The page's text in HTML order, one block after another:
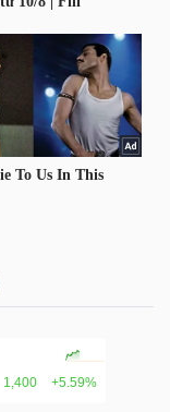
1,400 +5.59%